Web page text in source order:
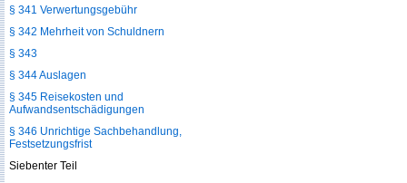
§ 341 Verwertungsgebühr
§ 342 Mehrheit von Schuldnern
§ 343
§ 344 Auslagen
§ 345 Reisekosten und
Aufwandsentschädigungen
§ 346 Unrichtige Sachbehandlung,
Festsetzungsfrist
Siebenter Teil